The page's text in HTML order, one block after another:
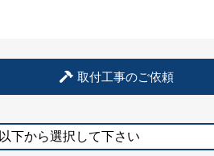
取付工事のご依頼
以下から選択して下さい